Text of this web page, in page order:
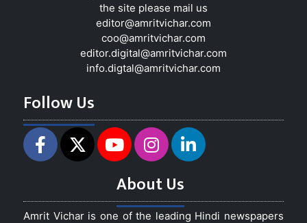
the site please mail us
editor@amritvichar.com
coo@amritvichar.com
editor.digital@amritvichar.com
info.digtal@amritvichar.com
Follow Us
About Us
Amrit Vichar is one of the leading Hindi newspapers